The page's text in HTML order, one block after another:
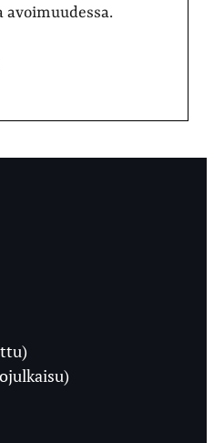
avoimuudessa.